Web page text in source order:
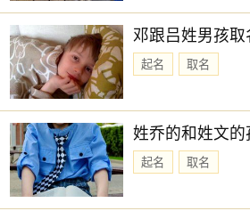
邓跟吕姓男孩取
起名 取名
姓乔的和姓文的
起名 取名